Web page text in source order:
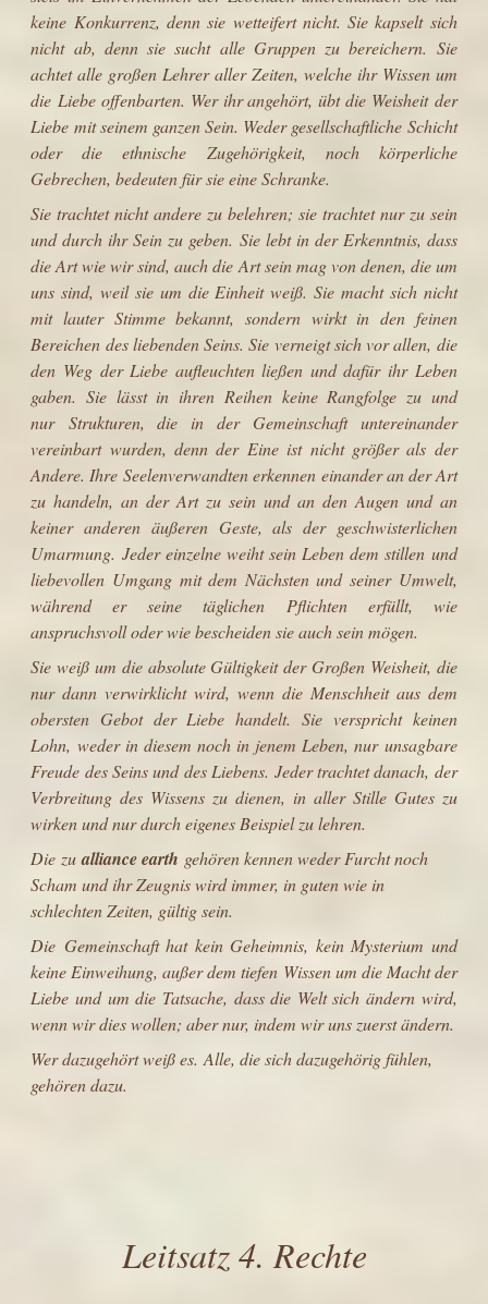
keine Konkurrenz, denn sie wetteifert nicht. Sie kapselt sich
nicht ab, denn sie sucht alle Gruppen zu bereichern. Sie
achtet alle großen Lehrer aller Zeiten, welche ihr Wissen um
die Liebe offenbarten. Wer ihr angehört, übt die Weisheit der
Liebe mit seinem ganzen Sein. Weder gesellschaftliche Schicht
oder die ethnische Zugehörigkeit, noch körperliche
Gebrechen, bedeuten für sie eine Schranke.
Sie trachtet nicht andere zu belehren; sie trachtet nur zu sein
und durch ihr Sein zu geben. Sie lebt in der Erkenntnis, dass
die Art wie wir sind, auch die Art sein mag von denen, die um
uns sind, weil sie um die Einheit weiß. Sie macht sich nicht
mit lauter Stimme bekannt, sondern wirkt in den feinen
Bereichen des liebenden Seins. Sie verneigt sich vor allen, die
den Weg der Liebe aufleuchten ließen und dafür ihr Leben
gaben. Sie lässt in ihren Reihen keine Rangfolge zu und
nur Strukturen, die in der Gemeinschaft untereinander
vereinbart wurden, denn der Eine ist nicht größer als der
Andere. Ihre Seelenverwandten erkennen einander an der Art
zu handeln, an der Art zu sein und an den Augen und an
keiner anderen äußeren Geste, als der geschwisterlichen
Umarmung. Jeder einzelne weiht sein Leben dem stillen und
liebevollen Umgang mit dem Nächsten und seiner Umwelt,
während er seine täglichen Pflichten erfüllt, wie
anspruchsvoll oder wie bescheiden sie auch sein mögen.
Sie weiß um die absolute Gültigkeit der Großen Weisheit, die
nur dann verwirklicht wird, wenn die Menschheit aus dem
obersten Gebot der Liebe handelt. Sie verspricht keinen
Lohn, weder in diesem noch in jenem Leben, nur unsagbare
Freude des Seins und des Liebens. Jeder trachtet danach, der
Verbreitung des Wissens zu dienen, in aller Stille Gutes zu
wirken und nur durch eigenes Beispiel zu lehren.
Die zualliance earth gehören kennen weder Furcht noch
Scham und ihr Zeugnis wird immer, in guten wie in
schlechten Zeiten, gültig sein.
Die Gemeinschaft hat kein Geheimnis, kein Mysterium und
keine Einweihung, außer dem tiefen Wissen um die Macht der
Liebe und um die Tatsache, dass die Welt sich ändern wird,
wenn wir dies wollen; aber nur, indem wir uns zuerst ändern.
Wer dazugehört weiß es. Alle, die sich dazugehörig fühlen,
gehören dazu.
Leitsatz4. Rechte